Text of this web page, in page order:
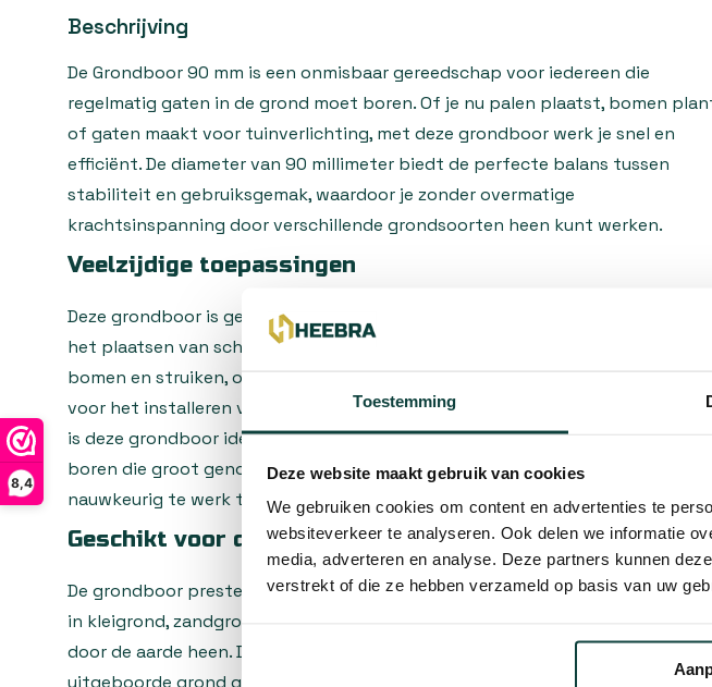
Toestemming
Deze website maakt gebruik van cookies
We gebruiken cookies om content en advertenties te
websiteverkeer te analyseren. Ook delen we informatie
media, adverteren en analyse. Deze partners kunnen
verstrekt of die ze hebben verzameld op basis van uw
8,4
Beschrijving
De Grondboor 90 mm is een onmisbaar gereedschap voor iedereen die
regelmatig gaten in de grond moet boren. Of je nu palen plaatst, bomen
of gaten maakt voor tuinverlichting, met deze grondboor werk je snel en
efficiënt. De diameter van 90 millimeter biedt de perfecte balans tussen
stabiliteit en gebruiksgemak, waardoor je zonder overmatige
krachtsinspanning door verschillende grondsoorten heen kunt werken.
Veelzijdige toepassingen
Deze grondboor is geschikt voor tal van tuinwerkzaamheden. Gebruik hem
het plaatsen van schuttingpalen, het graven van gaten voor het planten van
bomen en struiken, of het aanleggen van een tuinverlichtingssysteem. Ook
voor het installeren van paraplustandaards, vogelhuispalen of
is deze grondboor ideaal. De 90 mm diameter maakt het mogelijk om gaten te
boren die groot genoeg zijn voor stevige fundamenten, maar klein genoeg om
nauwkeurig te werk te gaan.
Geschikt voor diverse grondsoorten
De grondboor presteert uitstekend in verschillende types grond. Of je nu
in kleigrond, zandgrond of lichte leemgrond, de boor snijdt zich moeiteloos
door de aarde heen. De spiraalvormige constructie zorgt ervoor dat de
uitgeboorde grond gemakkelijk naar boven komt, waardoor je niet steeds